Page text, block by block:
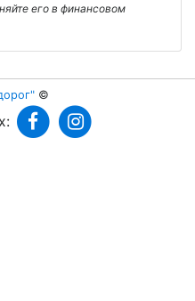
его в финансовом
©